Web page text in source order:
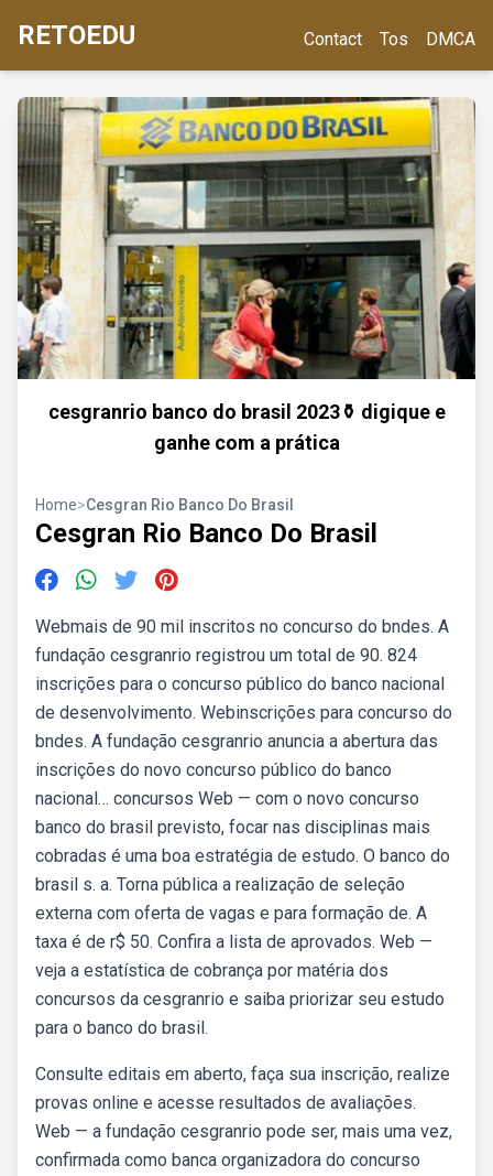
RETOEDU Contact Tos DMCA
cesgranrio banco do brasil 2023⚱️ digique e
ganhe com a prática
Home>Cesgran Rio Banco Do Brasil
Cesgran Rio Banco Do Brasil
Webmais de 90 mil inscritos no concurso do bndes. A
fundação cesgranrio registrou um total de 90. 824
inscrições para o concurso público do banco nacional
de desenvolvimento. Webinscrições para concurso do
bndes. A fundação cesgranrio anuncia a abertura das
inscrições do novo concurso público do banco
nacional… concursos Web — com o novo concurso
banco do brasil previsto, focar nas disciplinas mais
cobradas é uma boa estratégia de estudo. O banco do
brasil s. a. Torna pública a realização de seleção
externa com oferta de vagas e para formação de. A
taxa é de r$ 50. Confira a lista de aprovados. Web —
veja a estatística de cobrança por matéria dos
concursos da cesgranrio e saiba priorizar seu estudo
para o banco do brasil.
Consulte editais em aberto, faça sua inscrição, realize
provas online e acesse resultados de avaliações.
Web — a fundação cesgranrio pode ser, mais uma vez,
confirmada como banca organizadora do concurso